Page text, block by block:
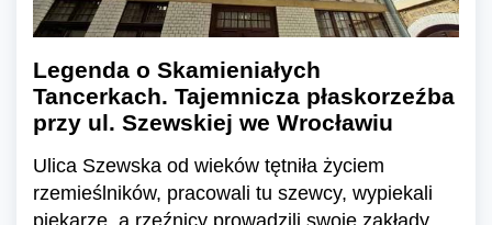
Legenda o Skamieniałych
Tancerkach. Tajemnicza płaskorzeźba
przy ul. Szewskiej we Wrocławiu
Ulica Szewska od wieków tętniła życiem
rzemieślników, pracowali tu szewcy, wypiekali
piekarze, a rzeźnicy prowadzili swoje zakłady.